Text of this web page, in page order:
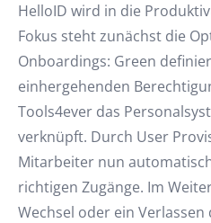
HelloID wird in die
Fokus steht zunächst die
Onboardings: Green
einhergehenden
Tools4ever das
verknüpft. Durch User
Mitarbeiter nun
richtigen Zugänge. Im
Wechsel oder ein